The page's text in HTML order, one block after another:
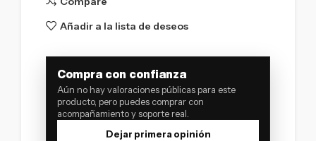
Añadir a la lista de deseos
Compra con confianza
Aún no hay valoraciones públicas para este
producto, pero puedes comprar con
acompañamiento y soporte real.
Dejar primera opinión